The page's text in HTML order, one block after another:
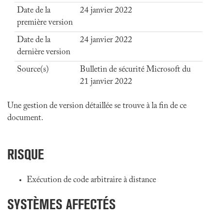
Date de la
première version
24 janvier 2022
Date de la
dernière version
24 janvier 2022
Source(s)
Bulletin de sécurité Microsoft du
21 janvier 2022
Une gestion de version détaillée se trouve à la fin de ce
document.
RISQUE
Exécution de code arbitraire à distance
SYSTÈMES AFFECTÉS